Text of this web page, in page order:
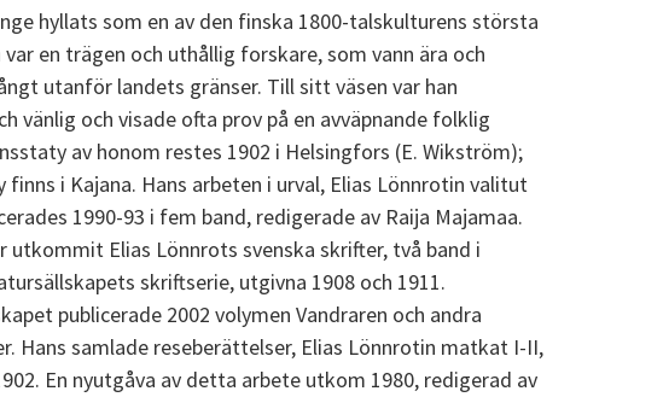
hyllats som en av den finska 1800-talskulturens största
en trägen och uthållig forskare, som vann ära och
utanför landets gränser. Till sitt väsen var han
vänlig och visade ofta prov på en avväpnande folklig
av honom restes 1902 i Helsingfors (E. Wikström);
finns i Kajana. Hans arbeten i urval, Elias Lönnrotin valitut
1990-93 i fem band, redigerade av Raija Majamaa.
utkommit Elias Lönnrots svenska skrifter, två band i
skriftserie, utgivna 1908 och 1911.
publicerade 2002 volymen Vandraren och andra
Hans samlade reseberättelser, Elias Lönnrotin matkat I-II,
En nyutgåva av detta arbete utkom 1980, redigerad av